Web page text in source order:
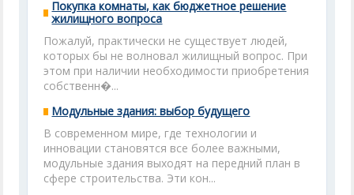
Покупка комнаты, как бюджетное решение
жилищного вопроса
Пожалуй, практически не существует людей,
которых бы не волновал жилищный вопрос. При
этом при наличии необходимости приобретения
собственн�...
Модульные здания: выбор будущего
В современном мире, где технологии и
инновации становятся все более важными,
модульные здания выходят на передний план в
сфере строительства. Эти кон...